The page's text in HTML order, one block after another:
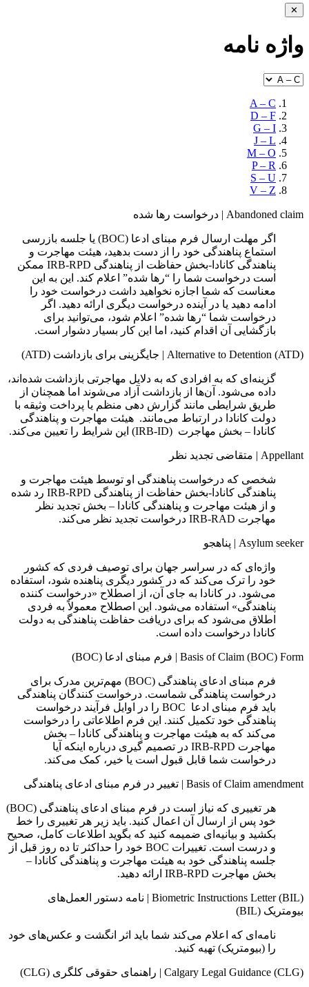
✕
واژه نامه
A – C
D – F
G – I
J – L
M – O
P – R
S – U
V – Z
Abandoned claim
| درخواست رها شده
اگر مهلت ارسال فرم مبنای ادعا (BOC) یا جلسه بازرسی
استماع پناهندگی خود را از دست بدهید، هیئت مهاجرت و
پناهندگی کانادا-بخش حفاظت از پناهندگی IRB-RPD ممکن
است درخواست شما را “رها شده” اعلام کند. این به این
معناست که شما اجازه نخواهید داشت درخواست خود را
ادامه دهید یا در آینده درخواست دیگری ارائه دهید. اگر
درخواست شما “رها شده” اعلام شود، می‌توانید برای
بازگشایی آن اقدام کنید، اما این کار بسیار دشوار است.
Alternative to Detention (ATD)
| جایگزینی برای بازداشت (ATD)
گزینه‌ای که به افرادی که به دلایل مهاجرتی بازداشت شده‌اند،
داده می‌شود. آن‌ها از بازداشت آزاد می‌شوند اما همچنان از
طریق شرایطی مانند گزارش‌ دهی منظم یا پرداخت وثیقه با
دولت کانادا در ارتباط می‌مانند. هیئت مهاجرت و پناهندگی
کانادا – بخش مهاجرت (IRB-ID) این شرایط را تعیین می‌کند.
Appellant
| متقاضی تجدید نظر
شخصی که درخواست پناهندگی او توسط هیئت مهاجرت و
پناهندگی کانادا-بخش حفاظت از پناهندگی IRB-RPD رد شده
و از هیئت مهاجرت و پناهندگی کانادا – بخش تجدید نظر
مهاجرت IRB-RAD درخواست تجدید نظر می‌کند.
Asylum seeker
| پناهجو
واژه‌ای که در سراسر جهان برای توصیف فردی که کشور
خود را ترک می‌کند که در کشور دیگری پناهنده شود، استفاده
می‌شود. در کانادا به جای آن، از اصطلاح «درخواست‌ کننده
پناهندگی» استفاده می‌شود. این اصطلاح معمولاً به فردی
اطلاق می‌شود که برای دریافت حفاظت پناهندگی به دولت
کانادا درخواست داده است.
Basis of Claim (BOC) Form
| فرم مبنای ادعا (BOC)
فرم مبنای ادعای پناهندگی (BOC) مهم‌ترین مدرک برای
درخواست پناهندگی شماست. درخواست‌ کنندگان پناهندگی
باید فرم مبنای ادعا BOC را در اوایل فرآیند درخواست
پناهندگی خود تکمیل کنند. این فرم اطلاعاتی را درخواست
می‌کند که به هیئت مهاجرت و پناهندگی کانادا – بخش
مهاجرت IRB-RPD در تصمیم گیری درباره اینکه آیا
درخواست شما قابل قبول است یا خیر، کمک می‌کند.
Basis of Claim amendment
| تغییر در فرم مبنای ادعای پناهندگی
هر تغییری که نیاز است در فرم مبنای ادعای پناهندگی (BOC)
خود پس از ارسال آن اعمال کنید. باید زیر هر تغییری را خط
بکشید و بیانیه‌ای ضمیمه کنید که بگوید اطلاعات کامل، صحیح
و درست است. تغییرات BOC خود را حداکثر تا ده روز قبل از
جلسه پناهندگی خود به هیئت مهاجرت و پناهندگی کانادا –
بخش مهاجرت IRB-RPD ارائه دهید.
Biometric Instructions Letter (BIL)
| نامه دستور العمل‌های
بیومتریک (BIL)
نامه‌ای که اعلام می‌کند شما باید اثر انگشت و عکس‌های خود
را (بیومتریک) تهیه کنید.
Calgary Legal Guidance (CLG)
| راهنمای حقوقی کلگری (CLG)